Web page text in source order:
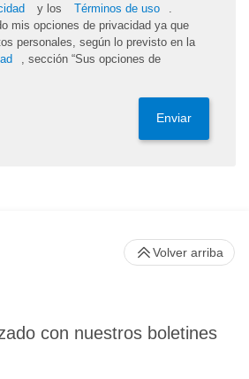
y los Términos de uso
mis opciones de privacidad ya que
personales, según lo previsto en la
, sección “Sus opciones de
Enviar
con nuestros boletines
Volver arriba